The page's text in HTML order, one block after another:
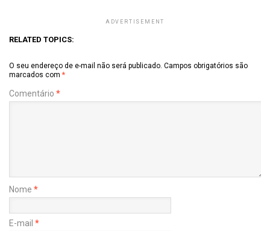
ADVERTISEMENT
RELATED TOPICS:
O seu endereço de e-mail não será publicado. Campos obrigatórios são
marcados com *
Comentário *
Nome *
E-mail *